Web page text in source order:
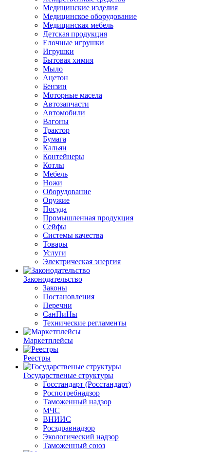
Медицинские изделия
Медицинское оборудование
Медицинская мебель
Детская продукция
Елочные игрушки
Игрушки
Бытовая химия
Мыло
Ацетон
Бензин
Моторные масела
Автозапчасти
Автомобили
Вагоны
Трактор
Бумага
Кальян
Контейнеры
Котлы
Мебель
Ножи
Оборудование
Оружие
Посуда
Промышленная продукция
Сейфы
Системы качества
Товары
Услуги
Электрическая энергия
Законодательство
Законы
Постановления
Перечни
СанПиНы
Технические регламенты
Маркетплейсы
Реестры
Государственые структуры
Госстандарт (Росстандарт)
Роспотребнадзор
Таможенный надзор
МЧС
ВНИИС
Росздравнадзор
Экологический надзор
Таможенный союз